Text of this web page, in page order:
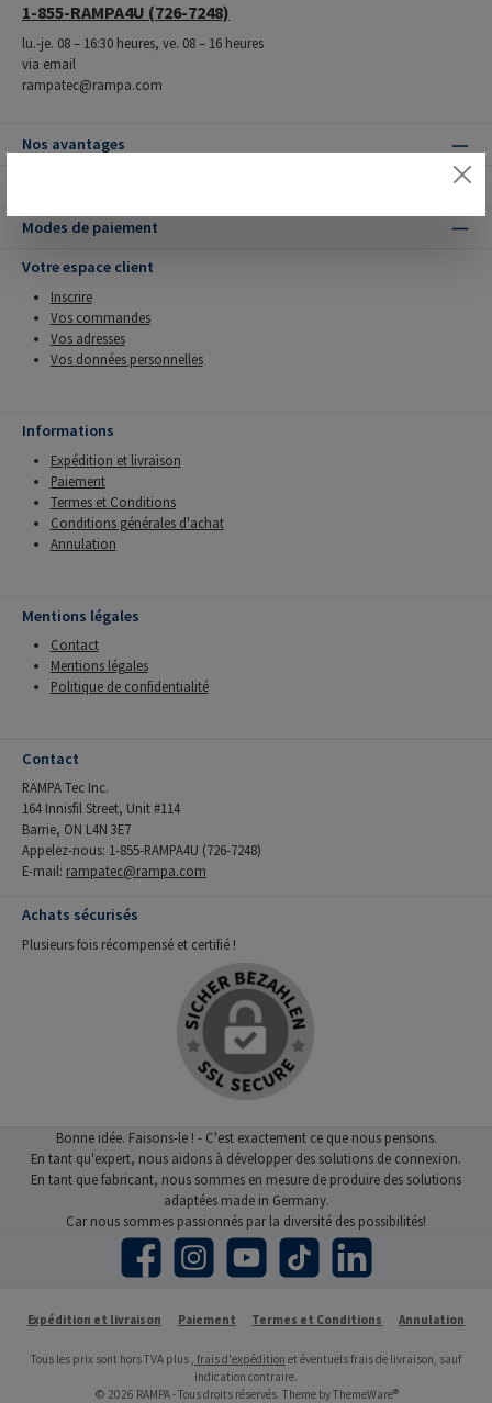
1-855-RAMPA4U (726-7248)
lu.-je. 08 – 16:30 heures, ve. 08 – 16 heures
via email
rampatec@rampa.com
Nos avantages
Modes de paiement
Votre espace client
Inscrire
Vos commandes
Vos adresses
Vos données personnelles
Informations
Expédition et livraison
Paiement
Termes et Conditions
Conditions générales d'achat
Annulation
Mentions légales
Contact
Mentions légales
Politique de confidentialité
Contact
RAMPA Tec Inc.
164 Innisfil Street, Unit #114
Barrie, ON L4N 3E7
Appelez-nous: 1-855-RAMPA4U (726-7248)
E-mail: rampatec@rampa.com
Achats sécurisés
Plusieurs fois récompensé et certifié !
Bonne idée. Faisons-le ! - C'est exactement ce que nous pensons.
En tant qu'expert, nous aidons à développer des solutions de connexion.
En tant que fabricant, nous sommes en mesure de produire des solutions
adaptées made in Germany.
Car nous sommes passionnés par la diversité des possibilités!
Facebook Instagram YouTube TikTok LinkedIn
Expédition et livraison Paiement Termes et Conditions Annulation
Tous les prix sont hors TVA plus , frais d'expédition et éventuels frais de livraison, sauf
indication contraire.
© 2026 RAMPA - Tous droits réservés. Theme byThemeWare®